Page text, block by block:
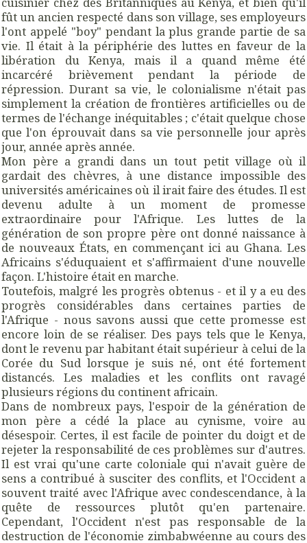
fût un ancien respecté dans son village, ses employeurs
l'ont appelé "boy" pendant la plus grande partie de sa
vie. Il était à la périphérie des luttes en faveur de la
libération du Kenya, mais il a quand même été
incarcéré brièvement pendant la période de
répression. Durant sa vie, le colonialisme n'était pas
simplement la création de frontières artificielles ou de
termes de l'échange inéquitables ; c'était quelque chose
que l'on éprouvait dans sa vie personnelle jour après
jour, année après année.
Mon père a grandi dans un tout petit village où il
gardait des chèvres, à une distance impossible des
universités américaines où il irait faire des études. Il est
devenu adulte à un moment de promesse
extraordinaire pour l'Afrique. Les luttes de la
génération de son propre père ont donné naissance à
de nouveaux États, en commençant ici au Ghana. Les
Africains s'éduquaient et s'affirmaient d'une nouvelle
façon. L'histoire était en marche.
Toutefois, malgré les progrès obtenus - et il y a eu des
progrès considérables dans certaines parties de
l'Afrique - nous savons aussi que cette promesse est
encore loin de se réaliser. Des pays tels que le Kenya,
dont le revenu par habitant était supérieur à celui de la
Corée du Sud lorsque je suis né, ont été fortement
distancés. Les maladies et les conflits ont ravagé
plusieurs régions du continent africain.
Dans de nombreux pays, l'espoir de la génération de
mon père a cédé la place au cynisme, voire au
désespoir. Certes, il est facile de pointer du doigt et de
rejeter la responsabilité de ces problèmes sur d'autres.
Il est vrai qu'une carte coloniale qui n'avait guère de
sens a contribué à susciter des conflits, et l'Occident a
souvent traité avec l'Afrique avec condescendance, à la
quête de ressources plutôt qu'en partenaire.
Cependant, l'Occident n'est pas responsable de la
destruction de l'économie zimbabwéenne au cours des